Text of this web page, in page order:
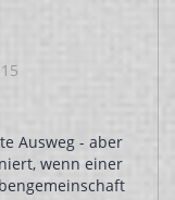
Ausweg - aber
wenn einer